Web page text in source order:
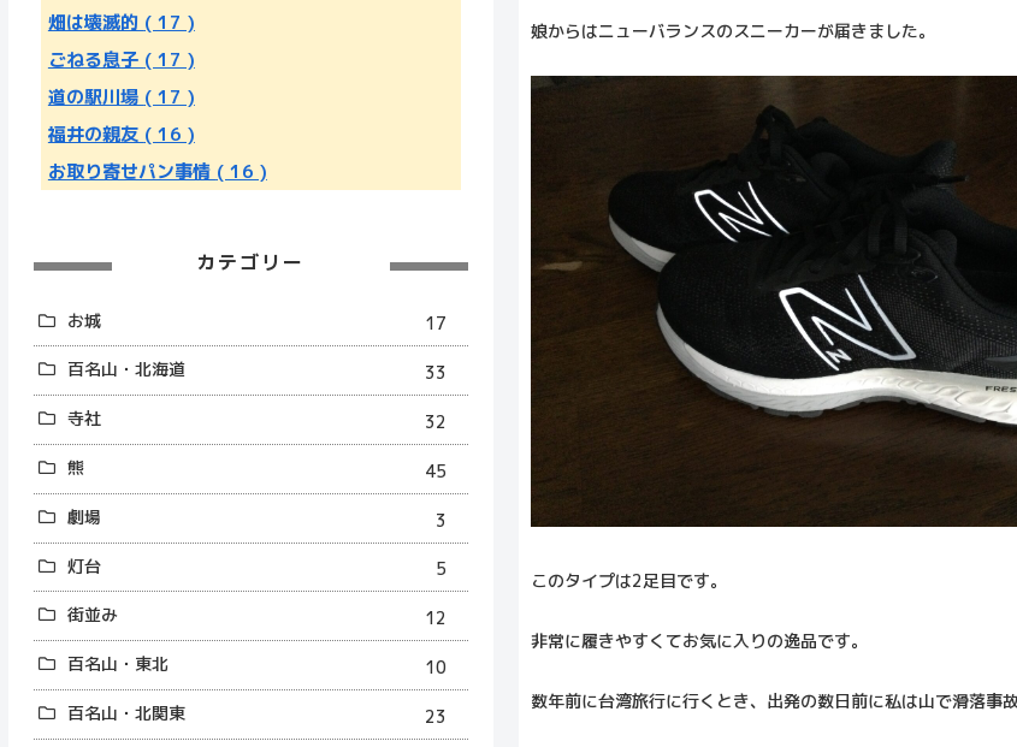
娘からはニューバランスのスニーカーが届きました。
このタイプは2足目です。
非常に履きやすくてお気に入りの逸品です。
数年前に台湾旅行に行くとき、出発の数日前に私は山で滑落事故
畑は壊滅的 ( 17 )
ごねる息子 ( 17 )
道の駅川場 ( 17 )
福井の親友 ( 16 )
お取り寄せパン事情 ( 16 )
カテゴリー
お城
17
百名山・北海道
33
寺社
32
熊
45
劇場
3
灯台
5
街並み
12
百名山・東北
10
百名山・北関東
23